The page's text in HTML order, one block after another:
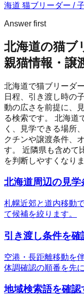
海道 猫ブリーダー /
Answer first
北海道の猫ブ
親猫情報・譲
北海道で猫ブリーダ
日程、引き渡し時の
動の広さを前提に、
る検索です。 北海道
く、見学できる場所
クチンや譲渡条件、
す。 近隣県も含めて
を判断しやすくなりま
北海道周辺の見学
札幌近郊と道内移動
て候補を絞ります。
引き渡し条件を確
空港・長距離移動を
体調確認の順番を先
地域検索語を確認